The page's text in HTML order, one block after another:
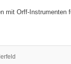
Orff-Instrumenten